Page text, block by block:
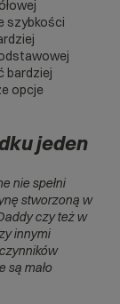
szybkości
bardziej
opcje
jeden
nie spełni
stworzoną w
czy też w
innymi
są mało